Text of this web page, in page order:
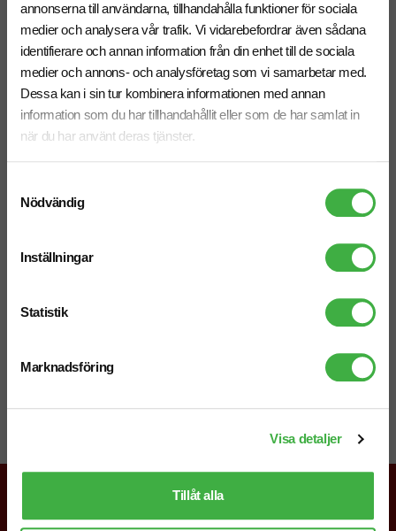
annonserna till användarna, tillhandahålla funktioner för sociala
medier och analysera vår trafik. Vi vidarebefordrar även sådana
identifierare och annan information från din enhet till de sociala
medier och annons- och analysföretag som vi samarbetar med.
Dessa kan i sin tur kombinera informationen med annan
information som du har tillhandahållit eller som de har samlat in
när du har använt deras tjänster.
Nödvändig
Inställningar
Statistik
Marknadsföring
Visa detaljer
Tillåt alla
Vi hjälper dig gärna!
Telefon: 019-760 65 00